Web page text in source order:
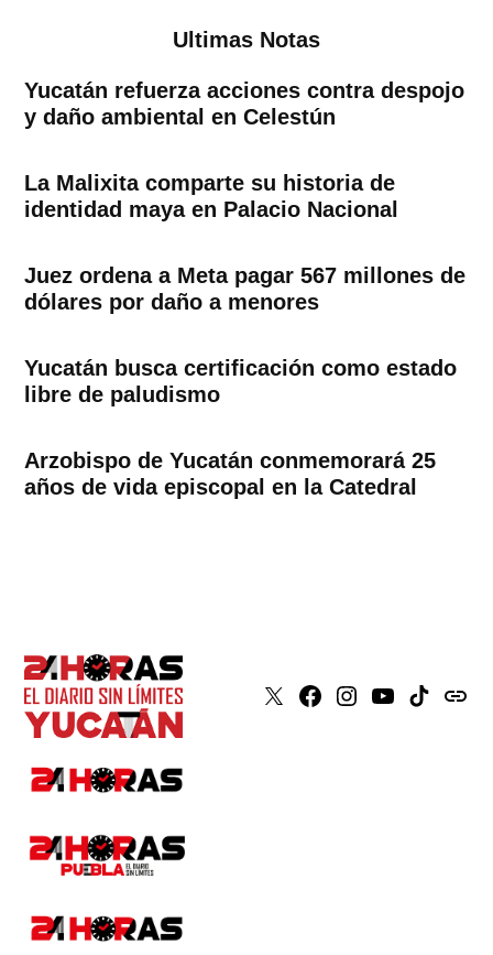
Ultimas Notas
Yucatán refuerza acciones contra despojo
y daño ambiental en Celestún
La Malixita comparte su historia de
identidad maya en Palacio Nacional
Juez ordena a Meta pagar 567 millones de
dólares por daño a menores
Yucatán busca certificación como estado
libre de paludismo
Arzobispo de Yucatán conmemorará 25
años de vida episcopal en la Catedral
X Faceboook
Instagram
YoutubeTiktokissuu